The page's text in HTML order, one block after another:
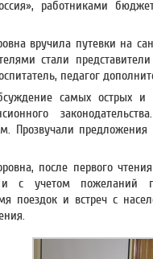
работниками
вручила путевки на
стали
педагог
самых острых
Прозвучали предложения
после первого
с учетом пожеланий
поездок и встреч с